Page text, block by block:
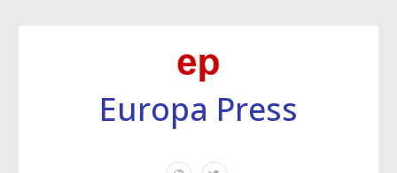
Europa Press